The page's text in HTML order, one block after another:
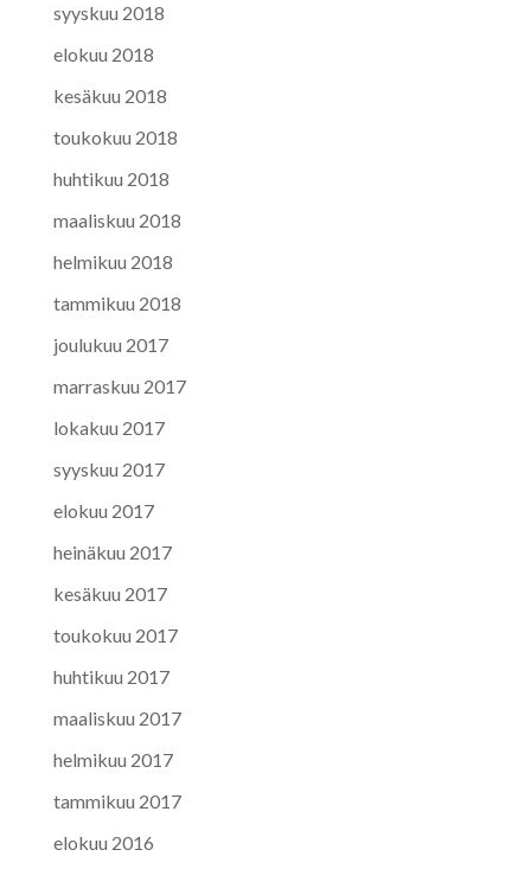
syyskuu 2018
elokuu 2018
kesäkuu 2018
toukokuu 2018
huhtikuu 2018
maaliskuu 2018
helmikuu 2018
tammikuu 2018
joulukuu 2017
marraskuu 2017
lokakuu 2017
syyskuu 2017
elokuu 2017
heinäkuu 2017
kesäkuu 2017
toukokuu 2017
huhtikuu 2017
maaliskuu 2017
helmikuu 2017
tammikuu 2017
elokuu 2016